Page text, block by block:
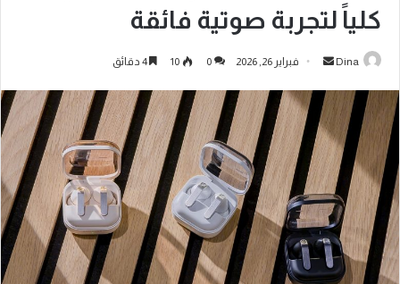
كلياً لتجربة صوتية فائقة
Dina فبراير 26, 2026 0
10 4 دقائق